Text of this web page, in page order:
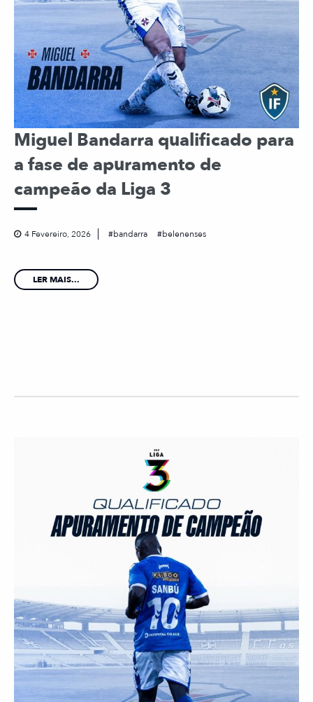
Miguel Bandarra qualificado para
a fase de apuramento de
campeão da Liga 3
4 Fevereiro, 2026 bandarra belenenses
LER MAIS...